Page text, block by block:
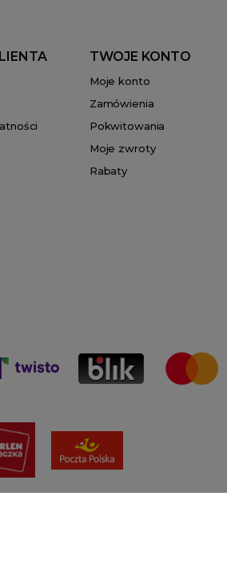
TWOJE KONTO
Moje konto
Zamówienia
Pokwitowania
Moje zwroty
Rabaty